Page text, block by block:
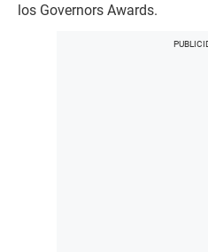
los Governors Awards.